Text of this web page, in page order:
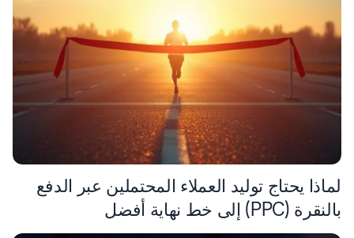
لماذا يحتاج توليد العملاء المحتملين عبر الدفع
بالنقرة (PPC) إلى خط نهاية أفضل